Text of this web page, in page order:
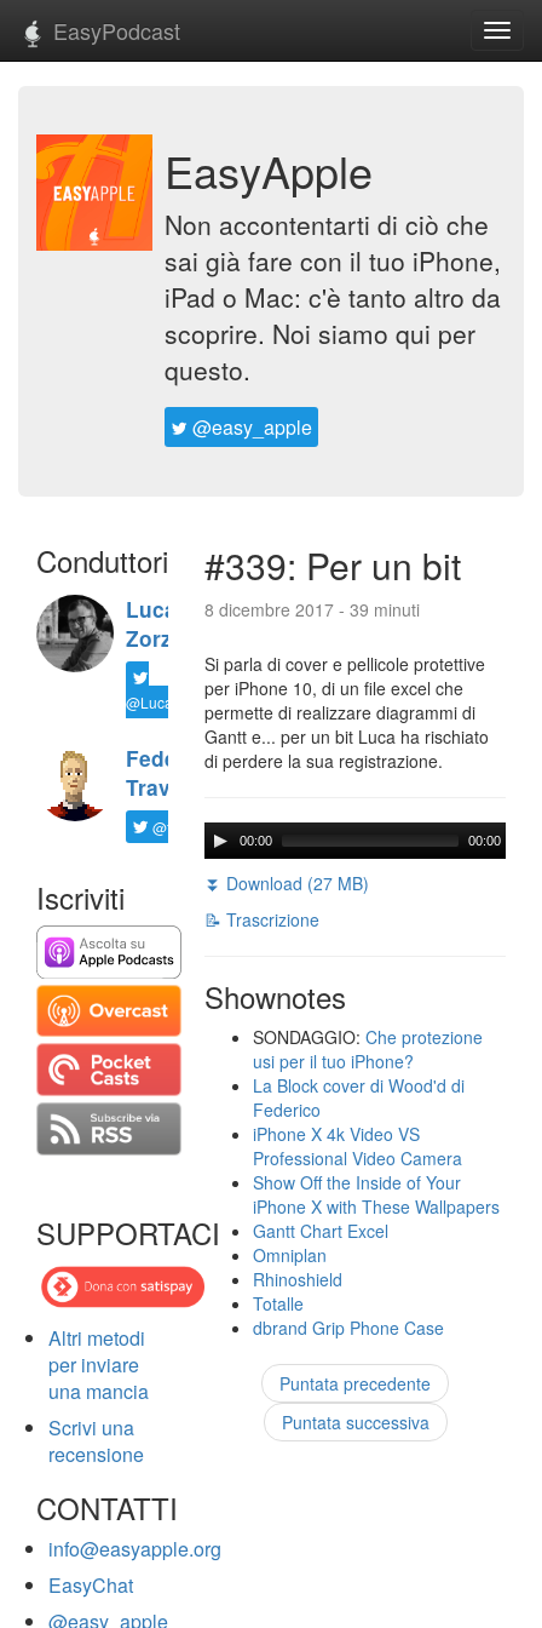
EasyPodcast
EasyApple
Non accontentarti di ciò che
sai già fare con il tuo iPhone,
iPad o Mac: c'è tanto altro da
scoprire. Noi siamo qui per
questo.
@easy_apple
Conduttori
Luca
Zorzi
@LucaTNT
Federico
Travaini
@ftrava
Iscriviti
SUPPORTACI
Altri metodi
per inviare
una mancia
Scrivi una
recensione
CONTATTI
info@easyapple.org
EasyChat
@easy_apple
#339: Per un bit
8 dicembre 2017 - 39 minuti
Si parla di cover e pellicole protettive
per iPhone 10, di un file excel che
permette di realizzare diagrammi di
Gantt e... per un bit Luca ha rischiato
di perdere la sua registrazione.
00:00 00:00
⏬ Download (27 MB)
📝 Trascrizione
Shownotes
SONDAGGIO:Che protezione
usi per il tuo iPhone?
La Block cover di Wood'd di
Federico
iPhone X 4k Video VS
Professional Video Camera
Show Off the Inside of Your
iPhone X with These Wallpapers
Gantt Chart Excel
Omniplan
Rhinoshield
Totalle
dbrand Grip Phone Case
Puntata precedente
Puntata successiva